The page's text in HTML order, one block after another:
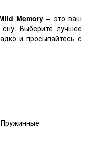
Memory – это ваш
Выберите лучшее
и просыпайтесь с